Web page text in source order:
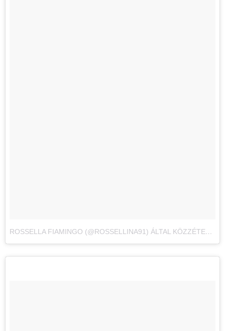
ROSSELLA FIAMINGO (@ROSSELLINA91) ÁLTAL KÖZZÉTETT FÉNYKÉP